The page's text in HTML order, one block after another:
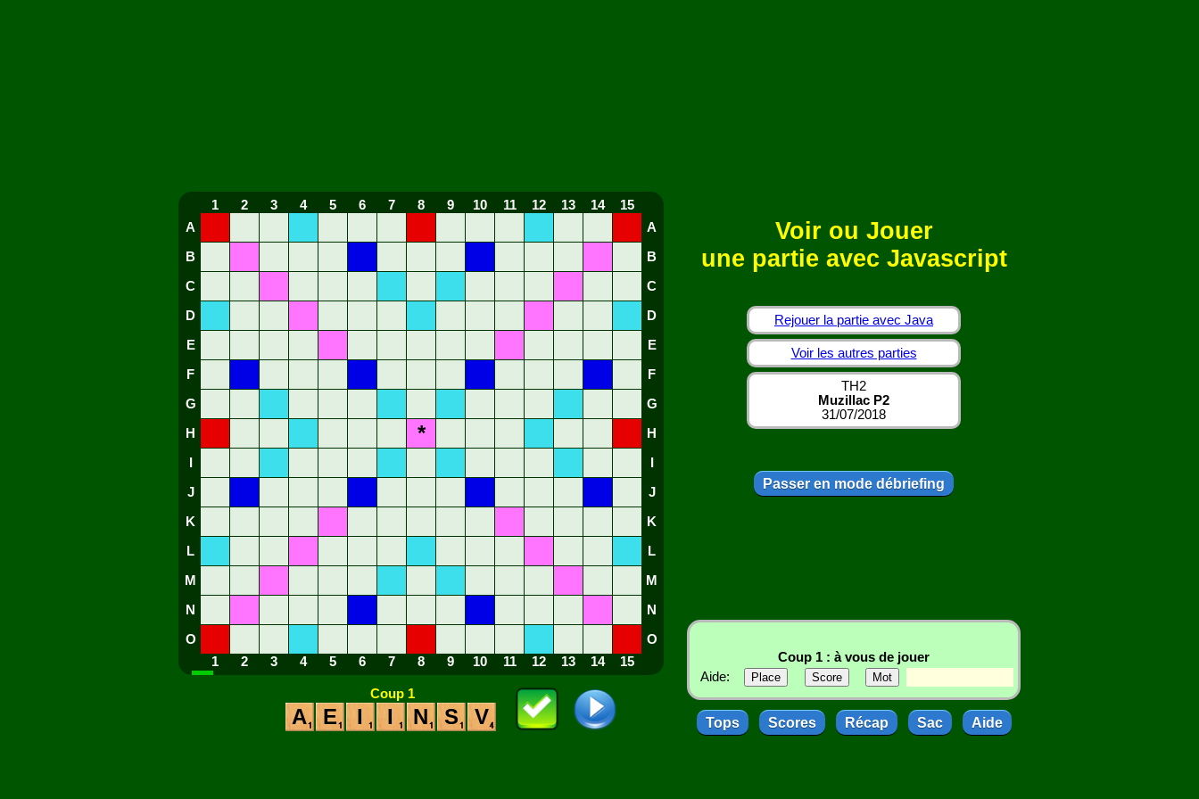
1 2 3 4 5 6 7 8 9 10 11 12 13 14
15
A
A
B B
C C
D D
E E
F F
G G
H * H
J J
K K
L L
M M
N N
O
O
1
2 3 4 5 6 7 8 9 10 11 12 13 14 15
Coup 1
A E I I N S V
Voir ou Jouer
une partie avec Javascript
Rejouer la partie avec Java
Voir les autres parties
TH2
Muzillac P2
31/07/2018
Passer en mode débriefing
Coup 1 : à vous de jouer
Aide:
Tops Scores Récap Sac Aide